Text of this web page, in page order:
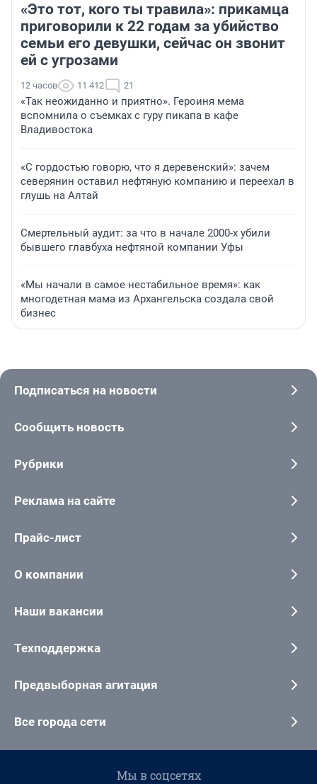
«Это тот, кого ты травила»: прикамца
приговорили к 22 годам за убийство
семьи его девушки, сейчас он звонит
ей с угрозами
12 часов 11 412 21
«Так неожиданно и приятно». Героиня мема
вспомнила о съемках с гуру пикапа в кафе
Владивостока
«С гордостью говорю, что я деревенский»: зачем
северянин оставил нефтяную компанию и переехал в
глушь на Алтай
Смертельный аудит: за что в начале 2000-х убили
бывшего главбуха нефтяной компании Уфы
«Мы начали в самое нестабильное время»: как
многодетная мама из Архангельска создала свой
бизнес
Подписаться на новости
Сообщить новость
Рубрики
Реклама на сайте
Прайс-лист
О компании
Наши вакансии
Техподдержка
Предвыборная агитация
Все города сети
Мы в соцсетях